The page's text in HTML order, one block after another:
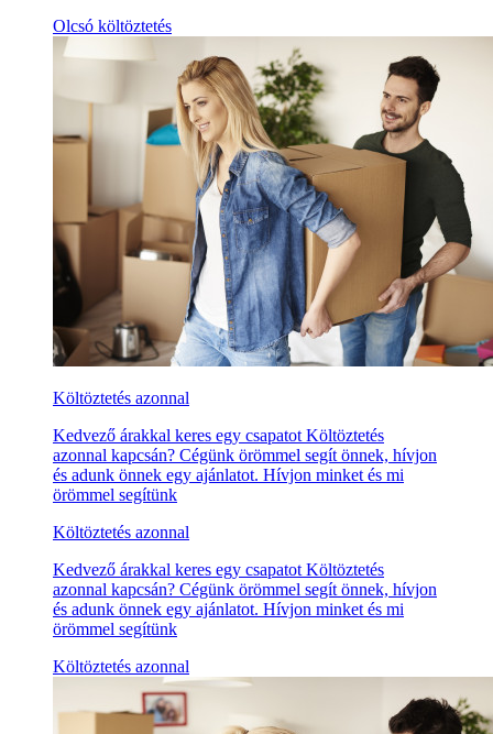
Olcsó költöztetés
Költöztetés azonnal
Kedvező árakkal keres egy csapatot Költöztetés
azonnal kapcsán? Cégünk örömmel segít önnek, hívjon
és adunk önnek egy ajánlatot. Hívjon minket és mi
örömmel segítünk
Költöztetés azonnal
Kedvező árakkal keres egy csapatot Költöztetés
azonnal kapcsán? Cégünk örömmel segít önnek, hívjon
és adunk önnek egy ajánlatot. Hívjon minket és mi
örömmel segítünk
Költöztetés azonnal